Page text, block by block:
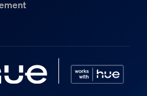
inclus
et la télécommande Hue